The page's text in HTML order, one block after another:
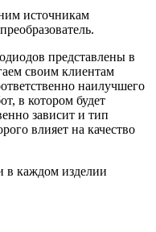
источникам
представлены в
своим клиентам
наилучшего
в котором будет
зависит и тип
влияет на качество
в каждом изделии